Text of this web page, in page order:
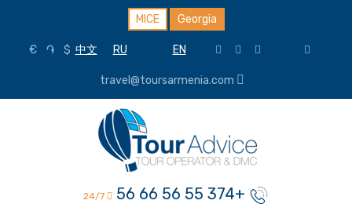
MICE Georgia
EN
RU
中文
$
֏
€
+374 55 56 66 56